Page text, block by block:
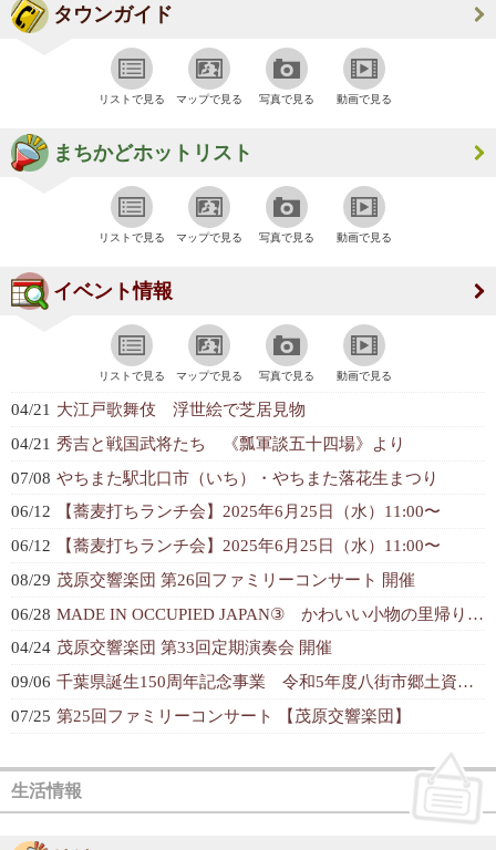
タウンガイド
リストで見る マップで見る 写真で見る 動画で見る
まちかどホットリスト
リストで見る マップで見る 写真で見る 動画で見る
イベント情報
リストで見る マップで見る 写真で見る 動画で見る
04/21 大江戸歌舞伎 浮世絵で芝居見物
04/21 秀吉と戦国武将たち 《瓢軍談五十四場》より
07/08 やちまた駅北口市（いち）・やちまた落花生まつり
06/12
【蕎麦打ちランチ会】2025年6月25日（水）11:00〜
06/12
【蕎麦打ちランチ会】2025年6月25日（水）11:00〜
08/29 茂原交響楽団 第26回ファミリーコンサート 開催
06/28 MADE IN OCCUPIED JAPAN③ かわいい小物の里帰り【城西国...
04/24 茂原交響楽団 第33回定期演奏会 開催
09/06 千葉県誕生150周年記念事業 令和5年度八街市郷土資料館企画展
07/25 第25回ファミリーコンサート 【茂原交響楽団】
生活情報